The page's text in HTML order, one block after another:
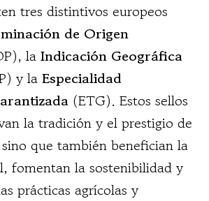
tres distintivos europeos
de Origen
la Indicación Geográfica
y la Especialidad
(ETG). Estos sellos
la tradición y el prestigio de
que también benefician la
fomentan la sostenibilidad y
prácticas agrícolas y